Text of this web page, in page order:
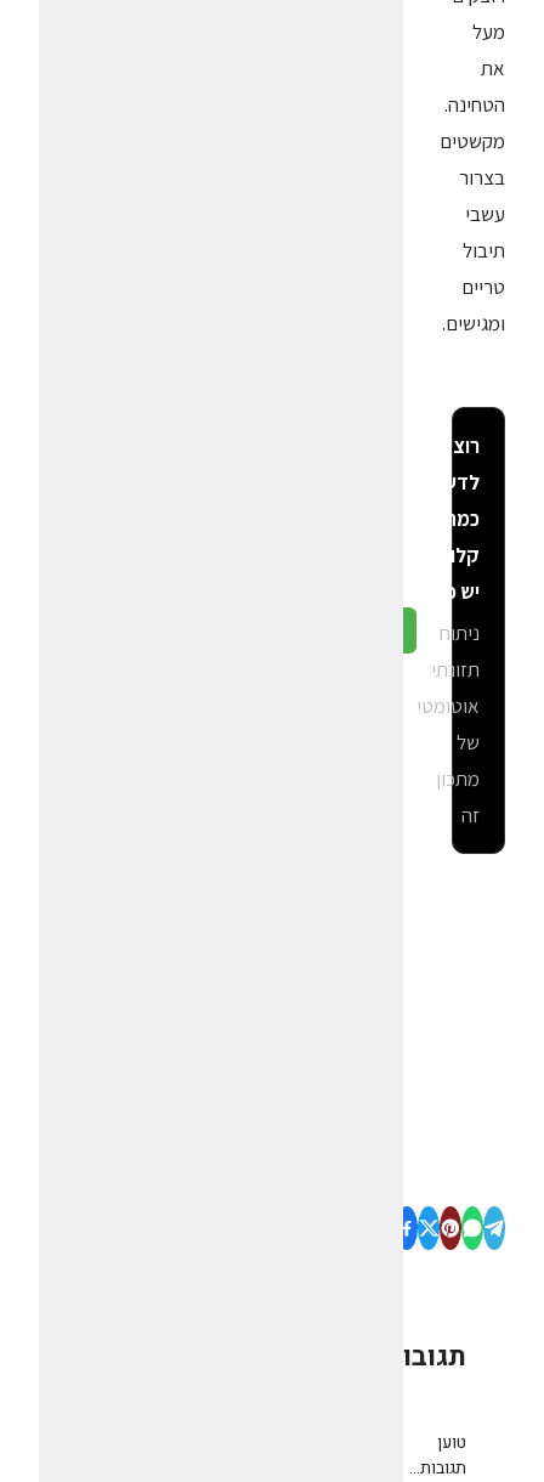
מעל
את
הטחינה.
מקשטים
בצרור
עשבי
תיבול
טריים
ומגישים.
רוצה
לדעת
כמה
קלוריות
יש פה?
ניתוח
תזונתי
אוטומטי
של
מתכון
זה
תגובות
טוען
תגובות...